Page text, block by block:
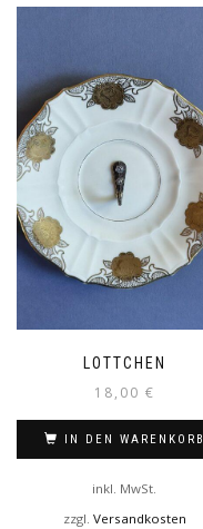
LOTTCHEN
18,00 €
IN DEN WARENKORB
inkl. MwSt.
zzgl. Versandkosten